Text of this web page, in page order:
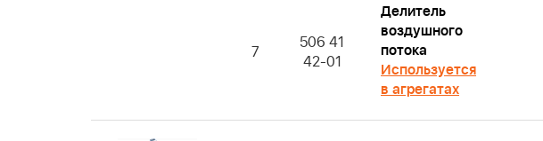
7
506 41
42-01
Делитель
воздушного
потока
Используется
в агрегатах